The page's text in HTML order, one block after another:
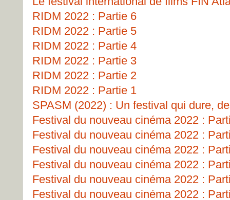
RIDM 2022 : Partie 6
RIDM 2022 : Partie 5
RIDM 2022 : Partie 4
RIDM 2022 : Partie 3
RIDM 2022 : Partie 2
RIDM 2022 : Partie 1
SPASM (2022) : Un festival qui dure,
Festival du nouveau cinéma 2022 :
Festival du nouveau cinéma 2022 :
Festival du nouveau cinéma 2022 :
Festival du nouveau cinéma 2022 :
Festival du nouveau cinéma 2022 :
Festival du nouveau cinéma 2022 :